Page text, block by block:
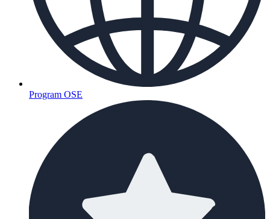
Program OSE